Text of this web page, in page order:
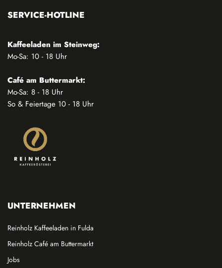
SERVICE-HOTLINE
Kaffeeladen im Steinweg:
Mo-Sa: 10 - 18 Uhr
Café am Buttermarkt:
Mo-Sa: 8 - 18 Uhr
So & Feiertage 10 - 18 Uhr
UNTERNEHMEN
Reinholz Kaffeeladen in Fulda
Reinholz Café am Buttermarkt
Jobs